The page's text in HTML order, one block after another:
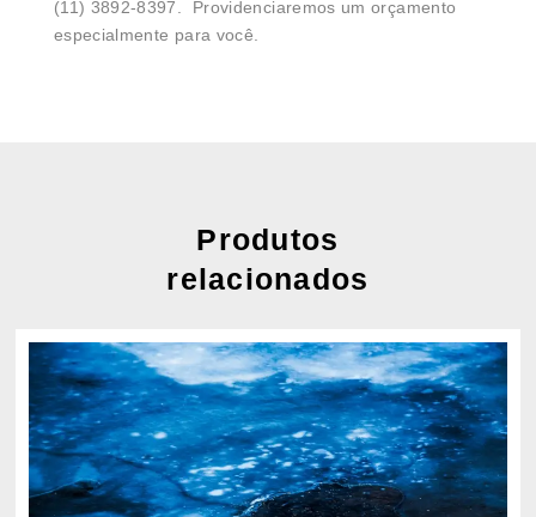
(11) 3892-8397. Providenciaremos um orçamento
especialmente para você.
Produtos
relacionados